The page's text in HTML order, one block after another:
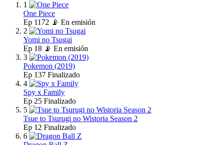
1
One Piece
Ep 1172 📡 En emisión
2
Yomi no Tsugai
Ep 18 📡 En emisión
3
Pokemon (2019)
Ep 137 Finalizado
4
Spy x Family
Ep 25 Finalizado
5
Tsue to Tsurugi no Wistoria Season 2
Ep 12 Finalizado
6